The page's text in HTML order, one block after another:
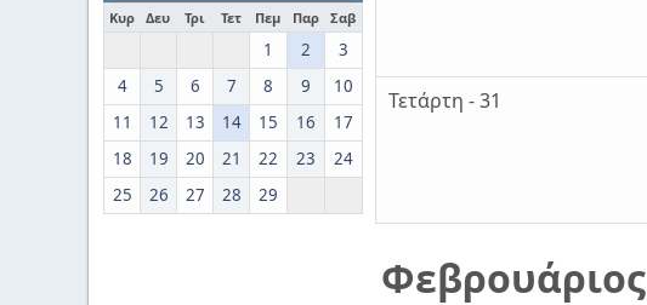
Κυρ Δευ Τρι Τετ Πεμ Παρ Σαβ
1 2
3
4
5 6 7 8 9
10
11
12 13 14 15 16
17
18
19 20 21 22 23
24
25
26 27 28 29
Τετάρτη - 31
Φεβρουάριος